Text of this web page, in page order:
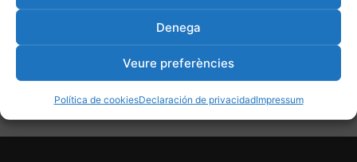
Denega
Veure preferències
Política de cookiesDeclaración de privacidadImpressum
Consells per comprar a les rebaixes de gener A Mobles Joan i Mari ja tenim les tendències en decoració per aquesta tardor 2020-2021